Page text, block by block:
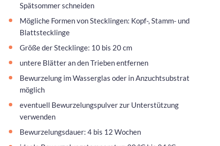
Spätsommer schneiden
Mögliche Formen von Stecklingen: Kopf-, Stamm- und
Blattstecklinge
Größe der Stecklinge: 10 bis 20 cm
untere Blätter an den Trieben entfernen
Bewurzelung im Wasserglas oder in Anzuchtsubstrat
möglich
eventuell Bewurzelungspulver zur Unterstützung
verwenden
Bewurzelungsdauer: 4 bis 12 Wochen